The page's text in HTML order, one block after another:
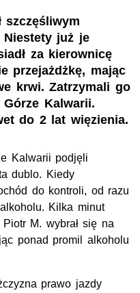
szczęśliwym
Niestety już je
za kierownicę
przejażdżkę, mając
krwi. Zatrzymali go
Kalwarii.
do 2 lat więzienia.
Kalwarii podjęli
dublo. Kiedy
do kontroli, od razu
Kilka minut
M. wybrał się na
ponad promil alkoholu
prawo jazdy